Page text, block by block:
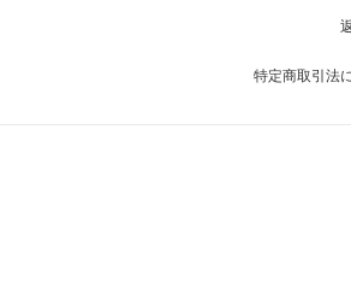
特定商取引法